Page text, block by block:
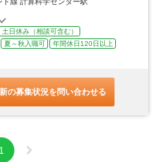
土日休み（相談可含む）
夏～秋入職可
年間休日120日以上
の募集状況を問い合わせる
1